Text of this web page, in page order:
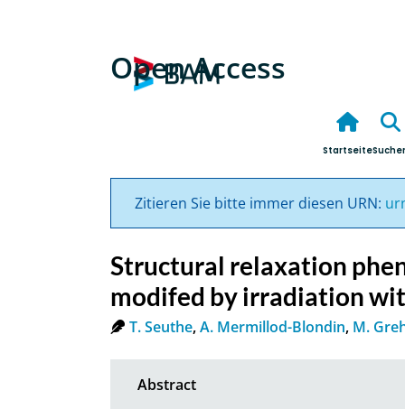
Open Access
Startseite
Zitieren Sie bitte immer diesen URN:
Structural relaxation
modifed by irradiation
T. Seuthe,A. Mermillod-Blondin, M.